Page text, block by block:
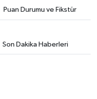
Puan Durumu ve Fikstür
Son Dakika Haberleri